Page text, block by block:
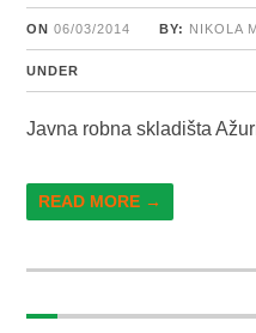
ON 06/03/2014 BY: NIKOLA
UNDER
Javna robna skladišta
READ MORE →